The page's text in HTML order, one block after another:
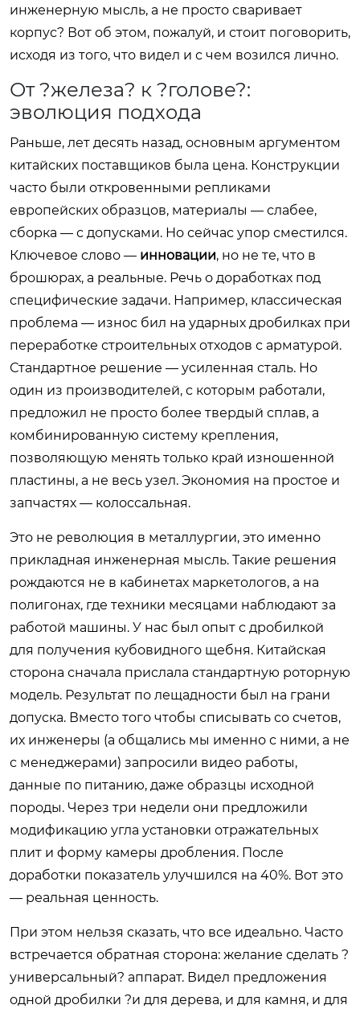
инженерную мысль, а не просто сваривает
корпус? Вот об этом, пожалуй, и стоит поговорить,
исходя из того, что видел и с чем возился лично.
От ?железа? к ?голове?:
эволюция подхода
Раньше, лет десять назад, основным аргументом
китайских поставщиков была цена. Конструкции
часто были откровенными репликами
европейских образцов, материалы — слабее,
сборка — с допусками. Но сейчас упор сместился.
Ключевое слово — инновации, но не те, что в
брошюрах, а реальные. Речь о доработках под
специфические задачи. Например, классическая
проблема — износ бил на ударных дробилках при
переработке строительных отходов с арматурой.
Стандартное решение — усиленная сталь. Но
один из производителей, с которым работали,
предложил не просто более твердый сплав, а
комбинированную систему крепления,
позволяющую менять только край изношенной
пластины, а не весь узел. Экономия на простое и
запчастях — колоссальная.
Это не революция в металлургии, это именно
прикладная инженерная мысль. Такие решения
рождаются не в кабинетах маркетологов, а на
полигонах, где техники месяцами наблюдают за
работой машины. У нас был опыт с дробилкой
для получения кубовидного щебня. Китайская
сторона сначала прислала стандартную роторную
модель. Результат по лещадности был на грани
допуска. Вместо того чтобы списывать со счетов,
их инженеры (а общались мы именно с ними, а не
с менеджерами) запросили видео работы,
данные по питанию, даже образцы исходной
породы. Через три недели они предложили
модификацию угла установки отражательных
плит и форму камеры дробления. После
доработки показатель улучшился на 40%. Вот это
— реальная ценность.
При этом нельзя сказать, что все идеально. Часто
встречается обратная сторона: желание сделать ?
универсальный? аппарат. Видел предложения
одной дробилки ?и для дерева, и для камня, и для